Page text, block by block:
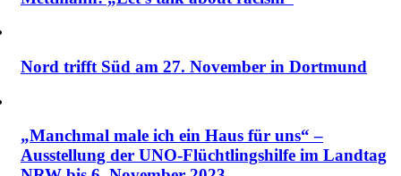
Nord trifft Süd am 27. November in Dortmund
„Manchmal male ich ein Haus für uns“ –
Ausstellung der UNO-Flüchtlingshilfe im Landtag